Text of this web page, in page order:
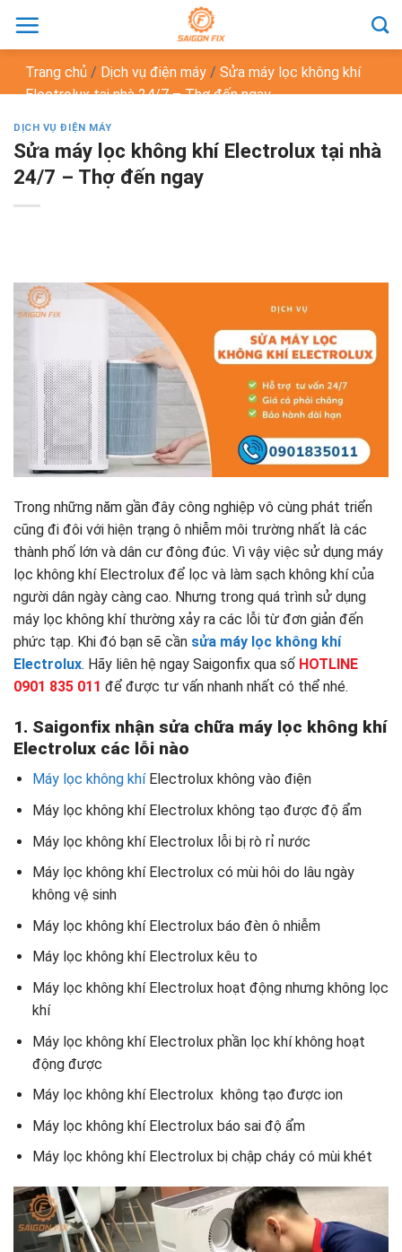
đến
dungTrang chủ / Dịch vụ điện máy / Sửa máy lọc không khí
Electrolux tại nhà 24/7 – Thợ đến ngay
DỊCH VỤ ĐIỆN MÁY
Sửa máy lọc không khí Electrolux tại nhà
24/7 – Thợ đến ngay
Trong những năm gần đây công nghiệp vô cùng phát triển
cũng đi đôi với hiện trạng ô nhiễm môi trường nhất là các
thành phố lớn và dân cư đông đúc. Vì vậy việc sử dụng máy
lọc không khí Electrolux để lọc và làm sạch không khí của
người dân ngày càng cao. Nhưng trong quá trình sử dụng
máy lọc không khí thường xảy ra các lỗi từ đơn giản đến
phức tạp. Khi đó bạn sẽ cần sửa máy lọc không khí
Electrolux. Hãy liên hệ ngay Saigonfix qua số HOTLINE
0901 835 011 để được tư vấn nhanh nhất có thể nhé.
1. Saigonfix nhận sửa chữa máy lọc không khí
Electrolux các lỗi nào
Máy lọc không khíElectrolux không vào điện
Máy lọc không khí Electrolux không tạo được độ ẩm
Máy lọc không khí Electrolux lỗi bị rò rỉ nước
Máy lọc không khí Electrolux có mùi hôi do lâu ngày
không vệ sinh
Máy lọc không khí Electrolux báo đèn ô nhiễm
Máy lọc không khí Electrolux kêu to
Máy lọc không khí Electrolux hoạt động nhưng không lọc
khí
Máy lọc không khí Electrolux phần lọc khí không hoạt
động được
Máy lọc không khí Electrolux không tạo được ion
Máy lọc không khí Electrolux báo sai độ ẩm
Máy lọc không khí Electrolux bị chập cháy có mùi khét